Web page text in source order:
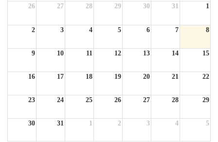
26
27 28 29 30 31 1
2 3 4 5 6 7 8
9 10 11 12 13 14 15
16 17 18 19 20 21 22
23 24 25 26 27 28 29
30 31 1 2 3 4 5